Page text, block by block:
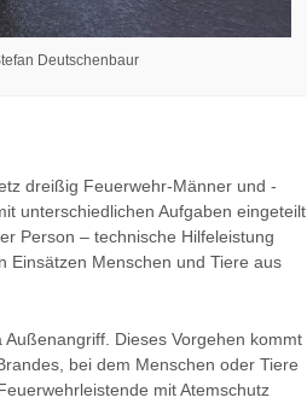
Deutschenbaur
dreißig Feuerwehr-Männer und -
unterschiedlichen Aufgaben eingeteilt,
Person – technische Hilfeleistung
Einsätzen Menschen und Tiere aus
Dieses Vorgehen kommt
bei dem Menschen oder Tiere
mit Atemschutz